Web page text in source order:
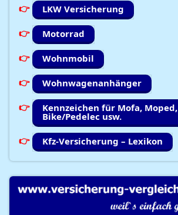
LKW Versicherung
Motorrad
Wohnmobil
Wohnwagenanhänger
Kennzeichen für Mofa, Moped,
Bike/Pedelec usw.
Kfz-Versicherung – Lexikon